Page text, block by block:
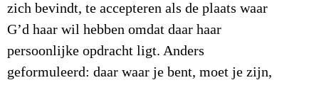
zich bevindt, te accepteren als de plaats waar
G’d haar wil hebben omdat daar haar
persoonlijke opdracht ligt. Anders
geformuleerd: daar waar je bent, moet je zijn,